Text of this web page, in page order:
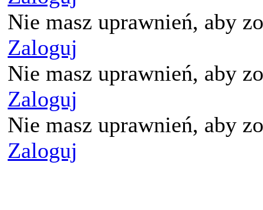
Nie masz uprawnień, aby
Zaloguj
Nie masz uprawnień, aby
Zaloguj
Nie masz uprawnień, aby
Zaloguj